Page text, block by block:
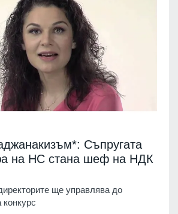
Съпругата
на НС стана шеф на НДК
ще управлява до